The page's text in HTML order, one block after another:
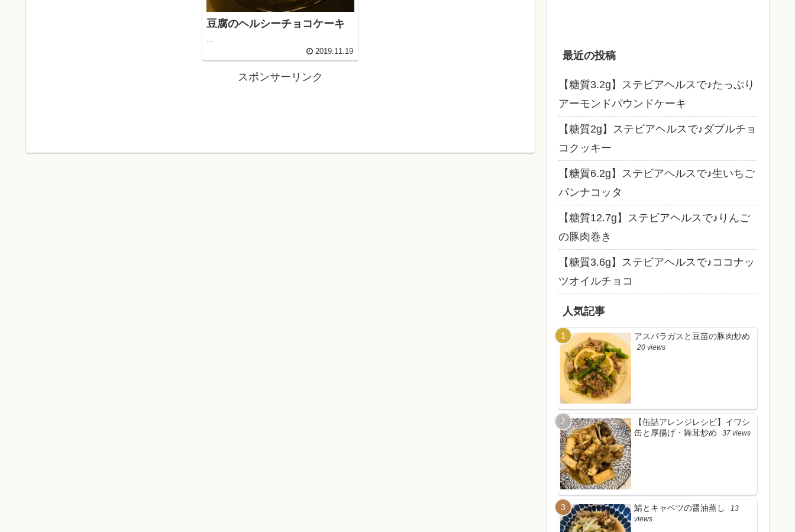
豆腐のヘルシーチョコケーキ
2019.11.19
スポンサーリンク
最近の投稿
【糖質3.2g】ステビアヘルスで♪たっぷり
アーモンドパウンドケーキ
【糖質2g】ステビアヘルスで♪ダブルチョ
コクッキー
【糖質6.2g】ステビアヘルスで♪生いちご
パンナコッタ
【糖質12.7g】ステビアヘルスで♪りんご
の豚肉巻き
【糖質3.6g】ステビアヘルスで♪ココナッ
ツオイルチョコ
人気記事
アスパラガスと豆苗の豚肉炒め
20 views
【缶詰アレンジレシピ】イワシ
缶と厚揚げ・舞茸炒め
37 views
鯖とキャベツの醤油蒸し
13
views